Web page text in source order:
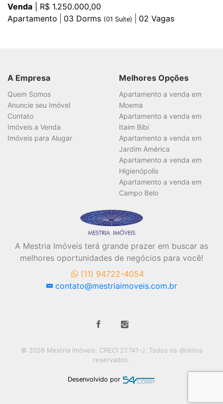
Venda | R$ 1.250.000,00
Apartamento
03 Dorms (01 Suíte) 02 Vagas
A Empresa
Quem Somos
Anuncie seu Imóvel
Contato
Imóveis a Venda
Imóveis para Alugar
Melhores Opções
Apartamento a venda em
Moema
Apartamento a venda em
Itaim Bibi
Apartamento a venda em
Jardim América
Apartamento a venda em
Higienópolis
Apartamento a venda em
Campo Belo
A Mestria Imóveis terá grande prazer em buscar as
melhores oportunidades de negócios para você!
(11) 94722-4054
contato@mestriaimoveis.com.br
© 2026 Mestria Imóveis. CRECI 27.741-J. Todos os direitos
reservados.
Desenvolvido por